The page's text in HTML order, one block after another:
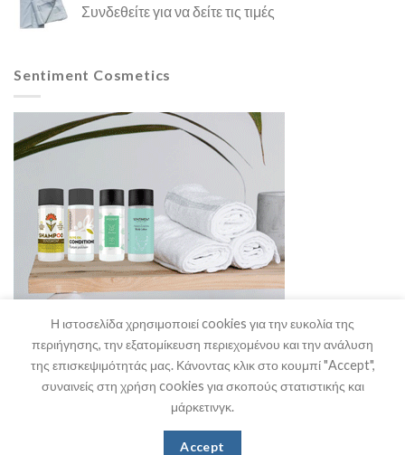
Συνδεθείτε για να δείτε τις τιμές
Sentiment Cosmetics
Stefanakis HO.RE.CA. Supplies
Η ιστοσελίδα χρησιμοποιεί cookies για την ευκολία της
περιήγησης, την εξατομίκευση περιεχομένου και την ανάλυση
της επισκεψιμότητάς μας. Κάνοντας κλικ στο κουμπί "Accept",
συναινείς στη χρήση cookies για σκοπούς στατιστικής και
μάρκετινγκ.
Accept